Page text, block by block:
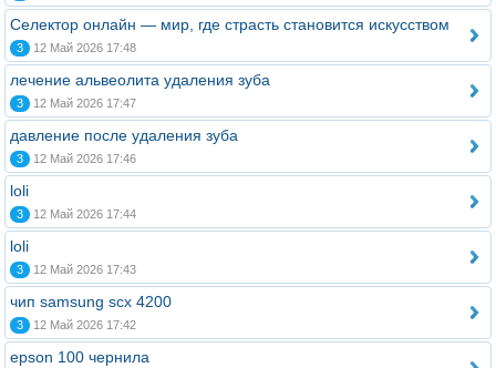
Селектор онлайн — мир, где страсть становится искусством
3 12 Май 2026 17:48
лечение альвеолита удаления зуба
3 12 Май 2026 17:47
давление после удаления зуба
3 12 Май 2026 17:46
loli
3 12 Май 2026 17:44
loli
3 12 Май 2026 17:43
чип samsung scx 4200
3 12 Май 2026 17:42
epson 100 чернила